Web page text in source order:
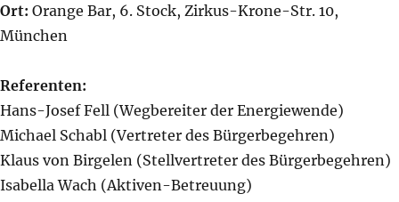
Ort: Orange Bar, 6. Stock, Zirkus-Krone-Str. 10,
München
Referenten:
Hans-Josef Fell (Wegbereiter der Energiewende)
Michael Schabl (Vertreter des Bürgerbegehren)
Klaus von Birgelen (Stellvertreter des Bürgerbegehren)
Isabella Wach (Aktiven-Betreuung)